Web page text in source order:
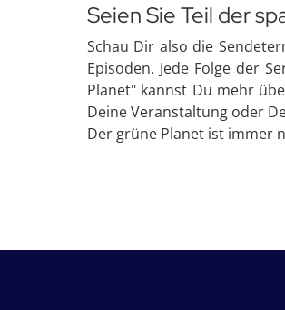
Seien Sie Teil der
Schau Dir also die
Episoden. Jede Folge der
Planet" kannst Du mehr
Deine Veranstaltung oder
Der grüne Planet ist immer